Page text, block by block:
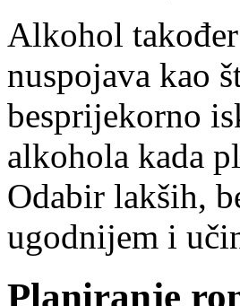
Alkohol
nuspojava kao
besprijekorno
alkohola kada
Odabir lakših,
ugodnijem i
Planiranje